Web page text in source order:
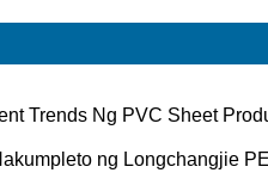
Trends Ng PVC Sheet
ng Longchangjie